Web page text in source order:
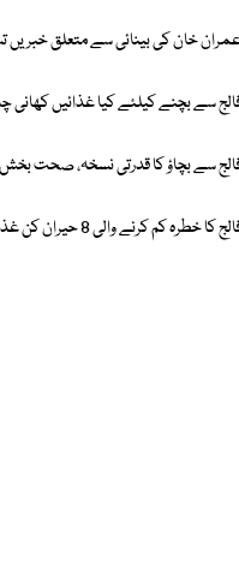
خان کی بینائی سے متعلق خبریں
سے بچنے کیلئے کیا غذائیں کھانی
سے بچاؤ کا قدرتی نسخہ، صحت
کا خطرہ کم کرنے والی 8 حیران کن غذائیں